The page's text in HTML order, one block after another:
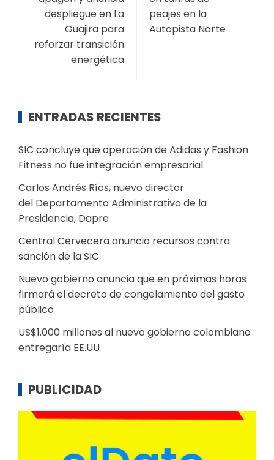
despliegue en La
Guajira para
reforzar transición
energética
peajes en la
Autopista Norte
ENTRADAS RECIENTES
SIC concluye que operación de Adidas y Fashion
Fitness no fue integración empresarial
Carlos Andrés Ríos, nuevo director
del Departamento Administrativo de la
Presidencia, Dapre
Central Cervecera anuncia recursos contra
sanción de la SIC
Nuevo gobierno anuncia que en próximas horas
firmará el decreto de congelamiento del gasto
público
US$1.000 millones al nuevo gobierno colombiano
entregaría EE.UU
PUBLICIDAD